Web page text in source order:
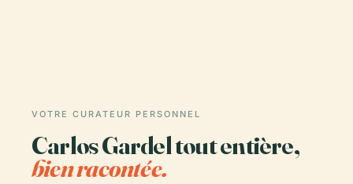
VOTRE CURATEUR PERSONNEL
Carlos Gardel tout entière,
bien racontée.